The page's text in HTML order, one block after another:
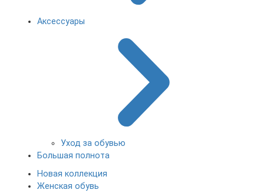
Аксессуары
Уход за обувью
Большая полнота
Новая коллекция
Женская обувь